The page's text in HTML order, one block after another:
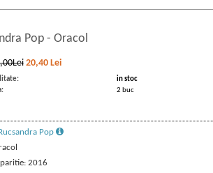
Pop - Oracol
20,40 Lei
in stoc
2 buc
Pop
2016